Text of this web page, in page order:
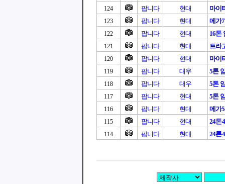
124 팝니다 현대 마이
123 팝니다 현대 메가
122 팝니다 현대 16톤
121 팝니다 현대 트라
120 팝니다 현대 마이
119 팝니다 대우 5톤
118 팝니다 대우 5톤
117 팝니다 현대 5톤
116 팝니다 현대 메가
115 팝니다 현대 24톤
114 팝니다 현대 24톤